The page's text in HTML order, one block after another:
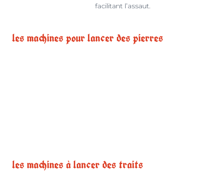
facilitant l’assaut.
les machines pour lancer des pierres
les machines à lancer des traits